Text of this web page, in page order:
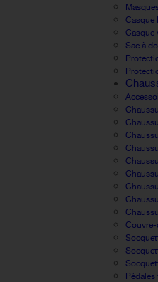
Casque
Casque
Sac à
Couvre-
Pédales